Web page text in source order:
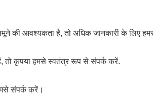
की आवश्यकता है, तो अधिक जानकारी के लिए
तो कृपया हमसे स्वतंत्र रूप से संपर्क करें.
संपर्क करें।